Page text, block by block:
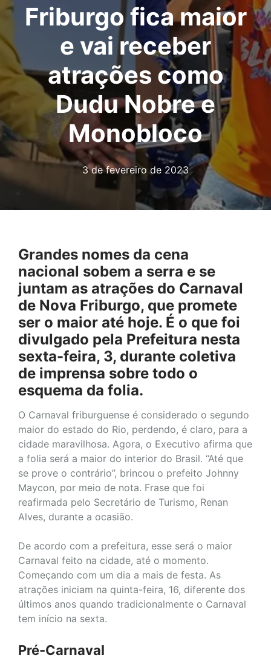
Friburgo fica maior
e vai receber
atrações como
Dudu Nobre e
Monobloco
3 de fevereiro de 2023
Grandes nomes da cena
nacional sobem a serra e se
juntam as atrações do Carnaval
de Nova Friburgo, que promete
ser o maior até hoje. É o que foi
divulgado pela Prefeitura nesta
sexta-feira, 3, durante coletiva
de imprensa sobre todo o
esquema da folia.
O Carnaval friburguense é considerado o segundo
maior do estado do Rio, perdendo, é claro, para a
cidade maravilhosa. Agora, o Executivo afirma que
a folia será a maior do interior do Brasil. “Até que
se prove o contrário”, brincou o prefeito Johnny
Maycon, por meio de nota. Frase que foi
reafirmada pelo Secretário de Turismo, Renan
Alves, durante a ocasião.
De acordo com a prefeitura, esse será o maior
Carnaval feito na cidade, até o momento.
Começando com um dia a mais de festa. As
atrações iniciam na quinta-feira, 16, diferente dos
últimos anos quando tradicionalmente o Carnaval
tem início na sexta.
Pré-Carnaval